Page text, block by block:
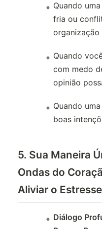
Quando
fria ou
organização
Quando
com medo
opinião
Quando
boas
5. Sua Maneira
Ondas do
Aliviar o
Diálogo